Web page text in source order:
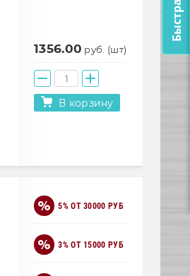
1356.00 руб. (шт)
В корзину
5% ОТ 30000 РУБ
3% ОТ 15000 РУБ